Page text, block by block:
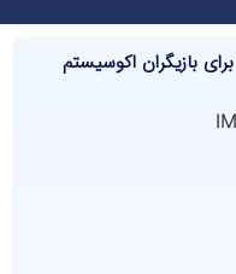
بازیگران اکوسیستم